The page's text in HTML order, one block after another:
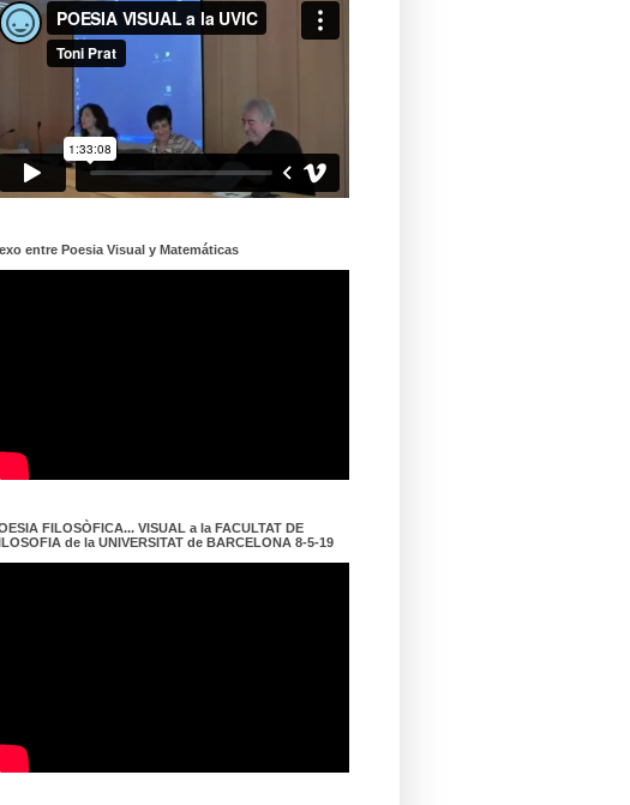
entre Poesia Visual y Matemáticas
FILOSÒFICA... VISUAL a la FACULTAT DE
de la UNIVERSITAT de BARCELONA 8-5-19